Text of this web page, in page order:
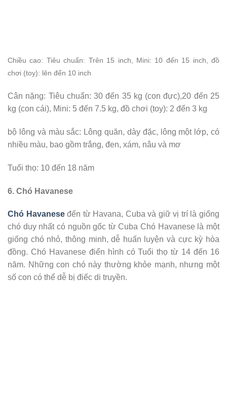
Chiều cao: Tiêu chuẩn: Trên 15 inch, Mini: 10 đến 15 inch, đồ
chơi (toy): lên đến 10 inch
Cân nặng: Tiêu chuẩn: 30 đến 35 kg (con đực),20 đến 25
kg (con cái), Mini: 5 đến 7.5 kg, đồ chơi (toy): 2 đến 3 kg
bộ lông và màu sắc: Lông quăn, dày đặc, lông một lớp, có
nhiều màu, bao gồm trắng, đen, xám, nâu và mơ
Tuổi thọ: 10 đến 18 năm
6. Chó Havanese
Chó Havaneseđến từ Havana, Cuba và giữ vị trí là giống
chó duy nhất có nguồn gốc từ Cuba Chó Havanese là một
giống chó nhỏ, thông minh, dễ huấn luyện và cực kỳ hòa
đồng. Chó Havanese điển hình có Tuổi thọ từ 14 đến 16
năm. Những con chó này thường khỏe mạnh, nhưng một
số con có thể dễ bị điếc di truyền.